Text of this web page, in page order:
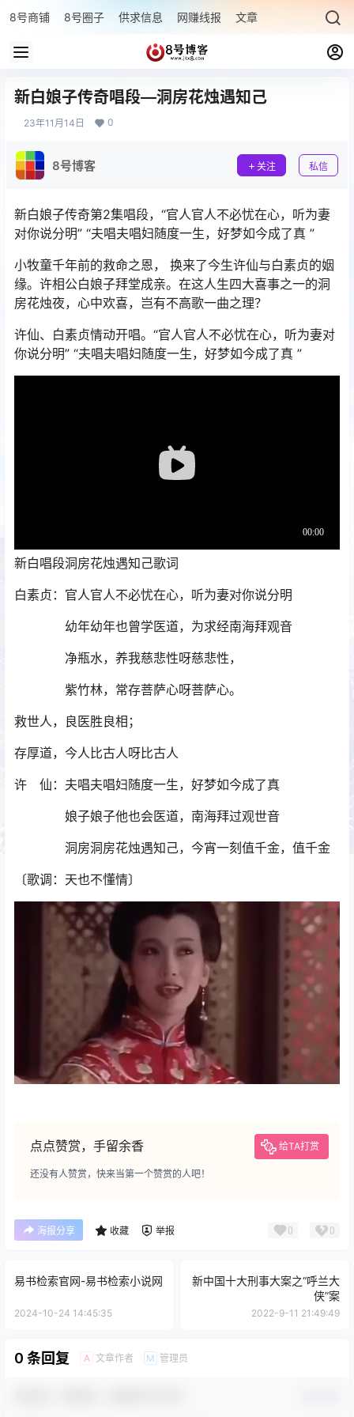
8号商铺 8号圈子 供求信息 网赚线报 文章专题 最新文章
新白娘子传奇唱段—洞房花烛遇知己
23年11月14日 0
8号博客 关注 私信
新白娘子传奇第2集唱段，“官人官人不必忧在心，听为妻
对你说分明” “夫唱夫唱妇随度一生，好梦如今成了真 ”
小牧童千年前的救命之恩， 换来了今生许仙与白素贞的姻
缘。许相公白娘子拜堂成亲。在这人生四大喜事之一的洞
房花烛夜，心中欢喜，岂有不高歌一曲之理？
许仙、白素贞情动开唱。“官人官人不必忧在心，听为妻对
你说分明” “夫唱夫唱妇随度一生，好梦如今成了真 ”
新白唱段洞房花烛遇知己歌词
白素贞：官人官人不必忧在心，听为妻对你说分明
幼年幼年也曾学医道，为求经南海拜观音
净瓶水，养我慈悲性呀慈悲性，
紫竹林，常存菩萨心呀菩萨心。
救世人，良医胜良相；
存厚道，今人比古人呀比古人
许 仙：夫唱夫唱妇随度一生，好梦如今成了真
娘子娘子他也会医道，南海拜过观世音
洞房洞房花烛遇知己，今宵一刻值千金，值千金
〔歌调：天也不懂情〕
点点赞赏，手留余香 给TA打赏
还没有人赞赏，快来当第一个赞赏的人吧！
海报分享 收藏 举报 0 0
易书检索官网-易书检索小说网
2024-10-24 14:45:35
新中国十大刑事大案之“呼兰大
侠”案
2022-9-11 21:49:49
0 条回复 A 文章作者 M 管理员